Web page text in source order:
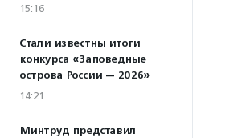
15:16
Стали известны итоги
конкурса «Заповедные
острова России — 2026»
14:21
Минтруд представил